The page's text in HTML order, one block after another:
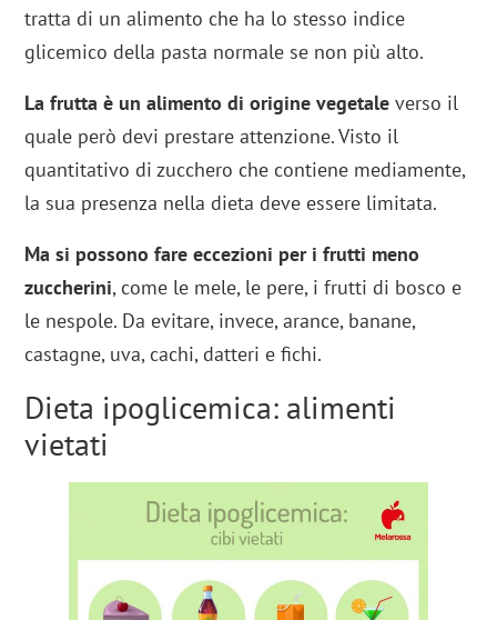
tratta di un alimento che ha lo stesso indice
glicemico della pasta normale se non più alto.
La frutta è un alimento di origine vegetaleverso il
quale però devi prestare attenzione. Visto il
quantitativo di zucchero che contiene mediamente,
la sua presenza nella dieta deve essere limitata.
Ma si possono fare eccezioni per i frutti meno
zuccherini, come le mele, le pere, i frutti di bosco e
le nespole. Da evitare, invece, arance, banane,
castagne, uva, cachi, datteri e fichi.
Dieta ipoglicemica: alimenti
vietati